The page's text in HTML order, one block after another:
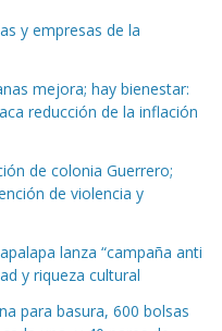
y empresas de la
mejora; hay bienestar:
reducción de la inflación
de colonia Guerrero;
de violencia y
lanza “campaña anti
y riqueza cultural
para basura, 600 bolsas